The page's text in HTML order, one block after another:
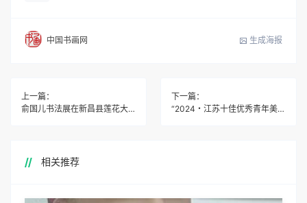
中国书画网 生成海报
上一篇：
俞国儿书法展在新昌县莲花大厦开展
下一篇：
“2024・江苏十佳优秀青年美术家作品展（综合）”在省现代美术馆开幕
相关推荐